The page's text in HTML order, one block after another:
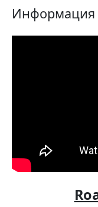
Информация